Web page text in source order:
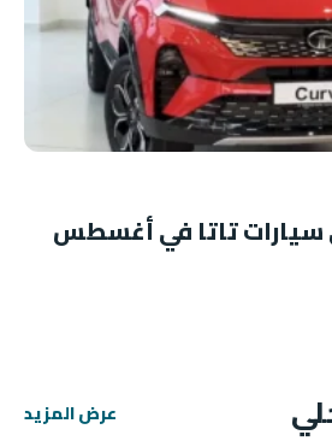
سيارات تاتا في أغسطس
عرض المزيد